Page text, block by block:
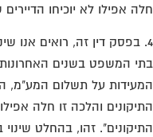
אפילו לא יוכיחו הדיירים
בפסק דין זה, רואים אנו
המשפט בשנים
על תשלום המע"מ,
והלכה זו חלה אפילו
זהו, בהחלט